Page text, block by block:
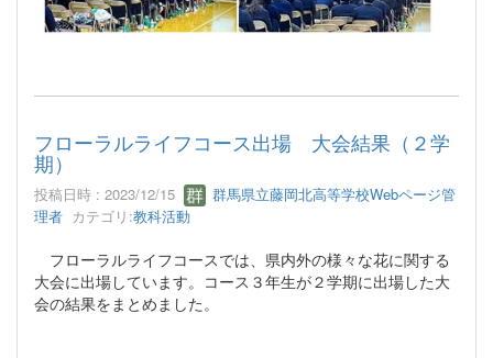
フローラルライフコース出場 大会結果（２学
期）
投稿日時 : 2023/12/15
群馬県立藤岡北高等学校Webページ管
理者 カテゴリ:教科活動
フローラルライフコースでは、県内外の様々な花に関する
大会に出場しています。コース３年生が２学期に出場した大
会の結果をまとめました。